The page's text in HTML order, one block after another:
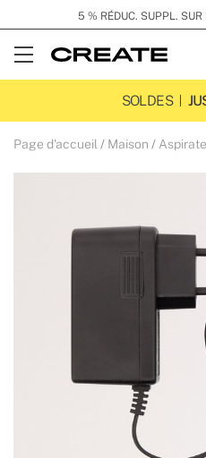
5 % RÉDUC. SUPPL. SUR
Open
Menu
SOLDES
Page d'accueil Maison